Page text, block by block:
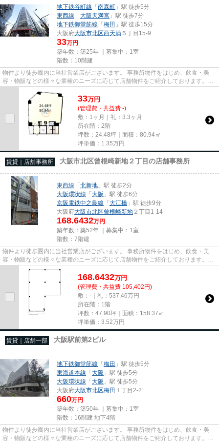
地下鉄谷町線 「南森町 」駅 徒歩5分
東西線 「大阪天満宮 」駅 徒歩7分
地下鉄御堂筋線 「梅田 」駅 徒歩15分
大阪府大阪市北区西天満 ５丁目15-9
33万円
築年数：築25年 ｜募集中： 1室
階数：10階建
物件より徒歩圏内に当社営業店がございます。 事務所物件をはじめ、飲食・美
容・物販などの様々な業種のニーズに応じて店舗物件をご紹介しております。
尚、弊社ではおとり広告は一切...
33万円
(管理費・共益費 -)
敷：1ヶ月｜礼：3.3ヶ月
所在階：2階
坪数：24.48坪｜面積：80.94㎡
坪単価： 1.35万円
賃貸｜店舗事務所 大阪市北区曾根崎新地２丁目の店舗事務所
東西線 「北新地 」駅 徒歩2分
大阪環状線 「大阪 」駅 徒歩6分
京阪電鉄中之島線 「大江橋 」駅 徒歩9分
大阪府大阪市北区曾根崎新地 ２丁目1-14
168.6432万円
築年数：築52年 ｜募集中： 1室
階数：7階建
物件より徒歩圏内に当社営業店がございます。 事務所物件をはじめ、飲食・美
容・物販などの様々な業種のニーズに応じて店舗物件をご紹介しております。
尚、弊社ではおとり広告は一切...
168.6432万円
(管理費・共益費 105,402円)
敷：-｜礼：537.46万円
所在階：1階
坪数：47.90坪｜面積：158.37㎡
坪単価： 3.52万円
賃貸｜店舗一部 大阪駅前第2ビル
地下鉄御堂筋線 「梅田 」駅 徒歩5分
東海道本線 「大阪 」駅 徒歩5分
大阪環状線 「大阪 」駅 徒歩5分
大阪府大阪市北区梅田 １丁目2-2
660万円
築年数：築50年 ｜募集中： 1室
階数：16階建 地下4階
物件より徒歩圏内に当社営業店がございます。 事務所物件をはじめ、飲食・美
容・物販などの様々な業種のニーズに応じて店舗物件をご紹介しております。